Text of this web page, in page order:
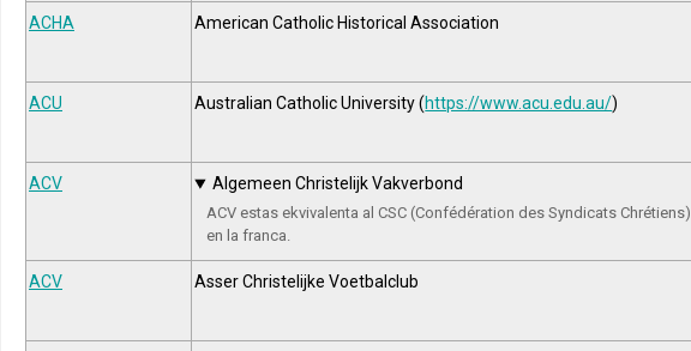
ACHA American Catholic Historical Association
ACU Australian Catholic University (https://www.acu.edu.au/)
ACV Algemeen Christelijk Vakverbond
ACV estas ekvivalenta al CSC (Confédération des Syndicats Chrétiens)
en la franca.
ACV Asser Christelijke Voetbalclub